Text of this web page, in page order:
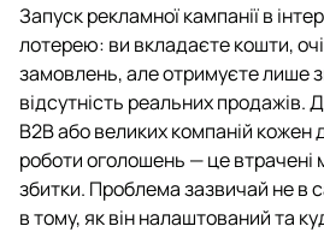
Запуск рекламної кампанії в
лотерею: ви вкладаєте кошти,
замовлень, але отримуєте лише
відсутність реальних продажів.
B2B або великих компаній кожен
роботи оголошень — це втрачені
збитки. Проблема зазвичай не в
в тому, як він налаштований та